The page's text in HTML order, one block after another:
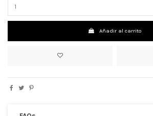
Añadir al carrito